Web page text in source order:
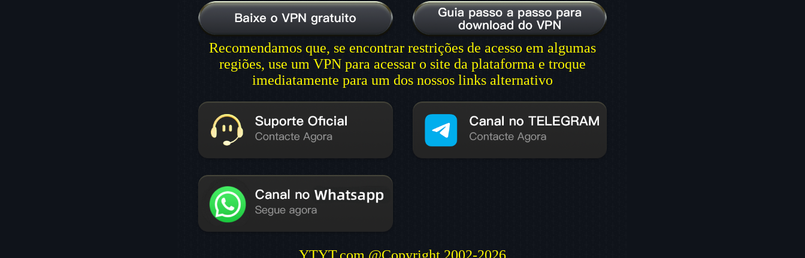
Recomendamos que, se encontrar restrições de acesso em algumas
regiões, use um VPN para acessar o site da plataforma e troque
imediatamente para um dos nossos links alternativo
YTYT.com @Copyright 2002-2026